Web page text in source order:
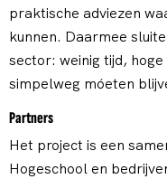
praktische adviezen
kunnen. Daarmee
sector: weinig tijd,
simpelweg móeten
Partners
Het project is een
Hogeschool en